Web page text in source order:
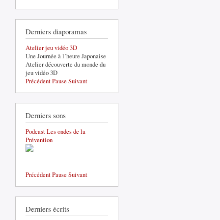
Derniers diaporamas
Atelier jeu vidéo 3D
Une Journée à l’heure Japonaise
Atelier découverte du monde du
jeu vidéo 3D
PrécédentPause Suivant
Derniers sons
Podcast Les ondes de la
Prévention
PrécédentPause Suivant
Derniers écrits